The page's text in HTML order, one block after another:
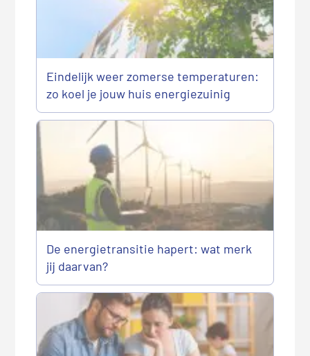
Eindelijk weer zomerse temperaturen:
zo koel je jouw huis energiezuinig
De energietransitie hapert: wat merk
jij daarvan?